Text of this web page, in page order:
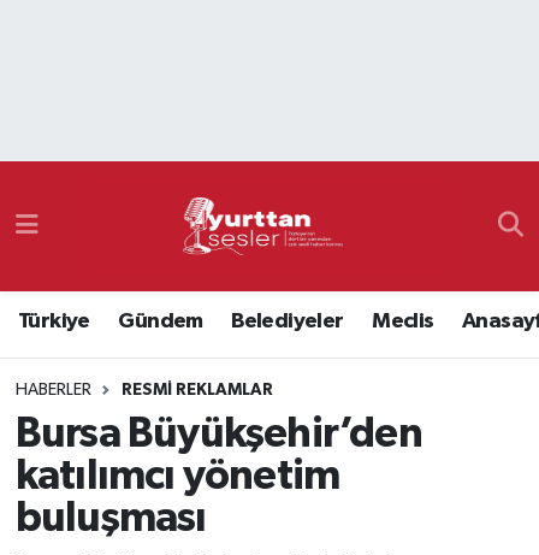
Türkiye Gündem Belediyeler Meclis
HABERLER RESMI REKLAMLAR
Bursa Büyükşehir’den
katılımcı yönetim
buluşması
Namaz Vakitleri
Süper Lig Puan Durumu ve Fikstür
Tüm Manşetler
Son Dakika Haberleri
Haber Arşivi